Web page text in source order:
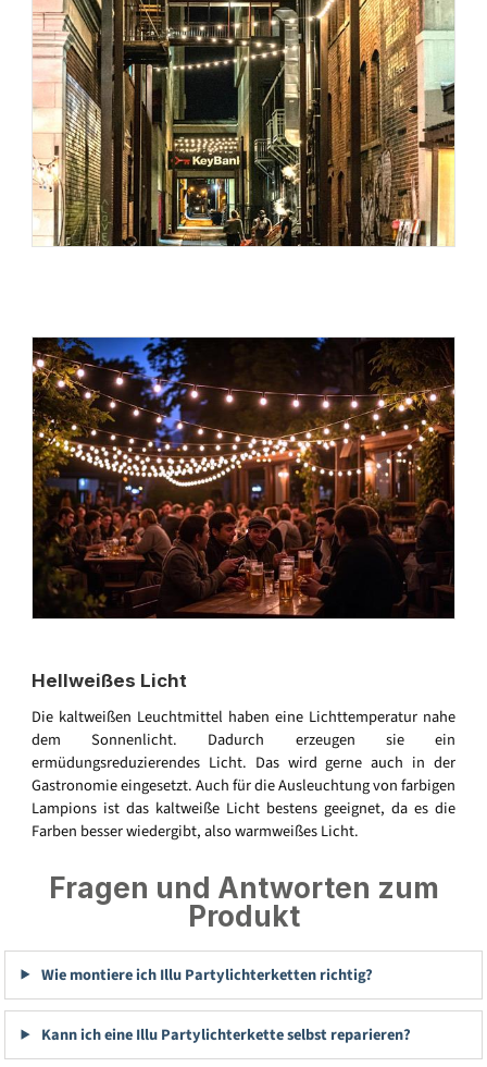
Hellweißes Licht
Die kaltweißen Leuchtmittel haben eine Lichttemperatur nahe
dem Sonnenlicht. Dadurch erzeugen sie ein
ermüdungsreduzierendes Licht. Das wird gerne auch in der
Gastronomie eingesetzt. Auch für die Ausleuchtung von farbigen
Lampions ist das kaltweiße Licht bestens geeignet, da es die
Farben besser wiedergibt, also warmweißes Licht.
Fragen und Antworten zum
Produkt
Wie montiere ich Illu Partylichterketten richtig?
Kann ich eine Illu Partylichterkette selbst reparieren?